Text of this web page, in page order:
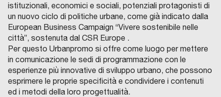
istituzionali, economici e sociali, potenziali protagonisti di
un nuovo ciclo di politiche urbane, come già indicato dalla
European Business Campaign “Vivere sostenibile nelle
città”, sostenuta dal CSR Europe .
Per questo Urbanpromo si offre come luogo per mettere
in comunicazione le sedi di programmazione con le
esperienze più innovative di sviluppo urbano, che possono
esprimere le proprie specificità e condividere i contenuti
ed i metodi della loro progettualità.